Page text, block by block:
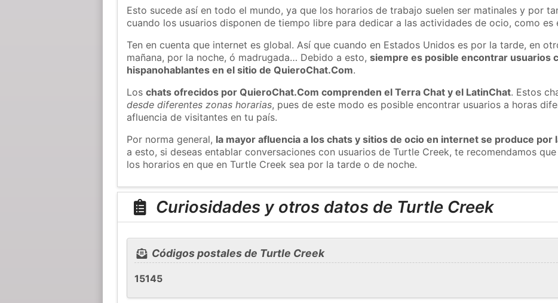
Esto sucede así en todo el mundo, ya que los horarios de trabajo suelen ser matinales y por
cuando los usuarios disponen de tiempo libre para dedicar a las actividades de ocio, como es
Ten en cuenta que internet es global. Así que cuando en Estados Unidos es por la tarde, en
mañana, por la noche, ó madrugada… Debido a esto,siempre es posible encontrar usuarios
hispanohablantes en el sitio de QuieroChat.Com.
Loschats ofrecidos por QuieroChat.Com comprenden el Terra Chat y el LatinChat. Estos
desde diferentes zonas horarias, pues de este modo es posible encontrar usuarios a horas
afluencia de visitantes en tu país.
Por norma general, la mayor afluencia a los chats y sitios de ocio en internet se produce por
a esto, si deseas entablar conversaciones con usuarios de Turtle Creek, te recomendamos
los horarios en que en Turtle Creek sea por la tarde o de noche.
Curiosidades y otros datos de Turtle Creek
Códigos postales de Turtle Creek
15145